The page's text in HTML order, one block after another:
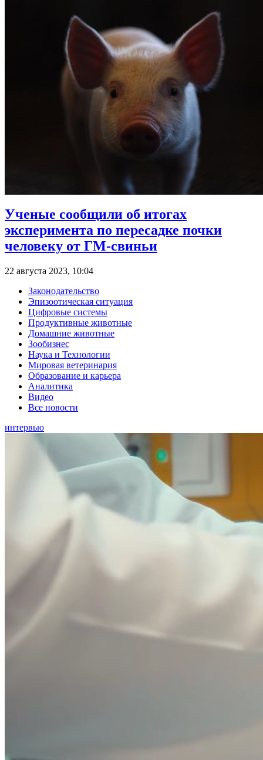
Ученые сообщили об итогах
эксперимента по пересадке почки
человеку от ГМ-свиньи
22 августа 2023, 10:04
Законодательство
Эпизоотическая ситуация
Цифровые системы
Продуктивные животные
Домашние животные
Зообизнес
Наука и Технологии
Мировая ветеринария
Образование и карьера
Аналитика
Видео
Все новости
интервью